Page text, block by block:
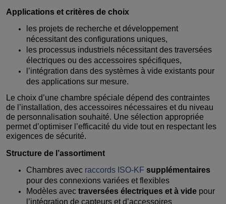
Applications et critères de choix
les projets de recherche et développement
nécessitant des configurations uniques,
les processus industriels nécessitant des traversées
électriques ou des accessoires spécifiques,
l’intégration dans des systèmes à vide existants pour
des applications sur mesure.
Le choix d’une chambre spéciale dépend des contraintes
de l’installation, des accessoires nécessaires et du niveau
de personnalisation souhaité. Une sélection appropriée
permet d’optimiser l’efficacité du vide tout en respectant les
exigences de sécurité.
Structure de l’assortiment
Chambres avec raccords ISO-KF supplémentaires
pour des connexions variées et flexibles
Modèles avec traversées électriques et à vide pour
l’intégration de capteurs et d’accessoires